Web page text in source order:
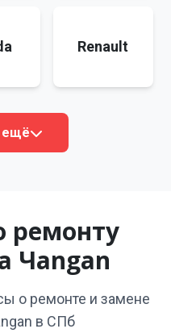
Renault
ещё
ремонту
Чangan
о ремонте и замене
в СПб